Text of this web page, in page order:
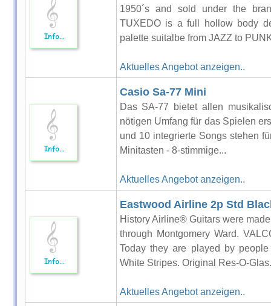
1950´s and sold under the
TUXEDO is a full hollow body
palette suitalbe from JAZZ to
Aktuelles Angebot anzeigen..
Casio Sa-77 Mini
Das SA-77 bietet allen
nötigen Umfang für das Spielen
und 10 integrierte Songs stehen
Minitasten - 8-stimmige...
Aktuelles Angebot anzeigen..
Eastwood Airline 2p Std
History Airline® Guitars were
through Montgomery Ward.
Today they are played by
White Stripes. Original Res-O-
Aktuelles Angebot anzeigen..